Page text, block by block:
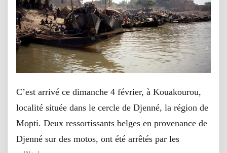
C’est arrivé ce dimanche 4 février, à Kouakourou,
localité située dans le cercle de Djenné, la région de
Mopti. Deux ressortissants belges en provenance de
Djenné sur des motos, ont été arrêtés par les